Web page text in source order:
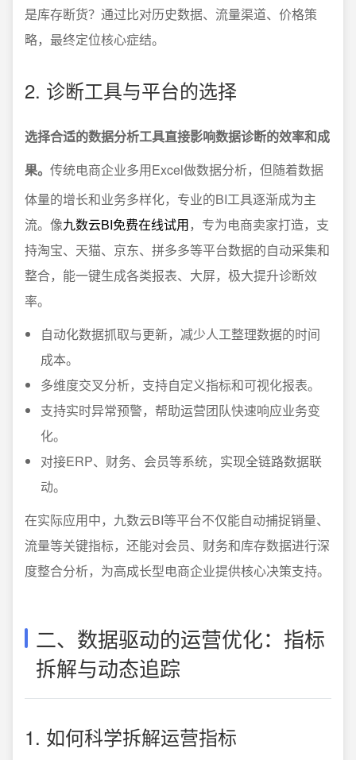
是库存断货？通过比对历史数据、流量渠道、价格策
略，最终定位核心症结。
2. 诊断工具与平台的选择
选择合适的数据分析工具直接影响数据诊断的效率和成
果。 传统电商企业多用Excel做数据分析，但随着数据
体量的增长和业务多样化，专业的BI工具逐渐成为主
流。像九数云BI免费在线试用，专为电商卖家打造，支
持淘宝、天猫、京东、拼多多等平台数据的自动采集和
整合，能一键生成各类报表、大屏，极大提升诊断效
率。
自动化数据抓取与更新，减少人工整理数据的时间
成本。
多维度交叉分析，支持自定义指标和可视化报表。
支持实时异常预警，帮助运营团队快速响应业务变
化。
对接ERP、财务、会员等系统，实现全链路数据联
动。
在实际应用中，九数云BI等平台不仅能自动捕捉销量、
流量等关键指标，还能对会员、财务和库存数据进行深
度整合分析，为高成长型电商企业提供核心决策支持。
二、数据驱动的运营优化：指标
拆解与动态追踪
1. 如何科学拆解运营指标